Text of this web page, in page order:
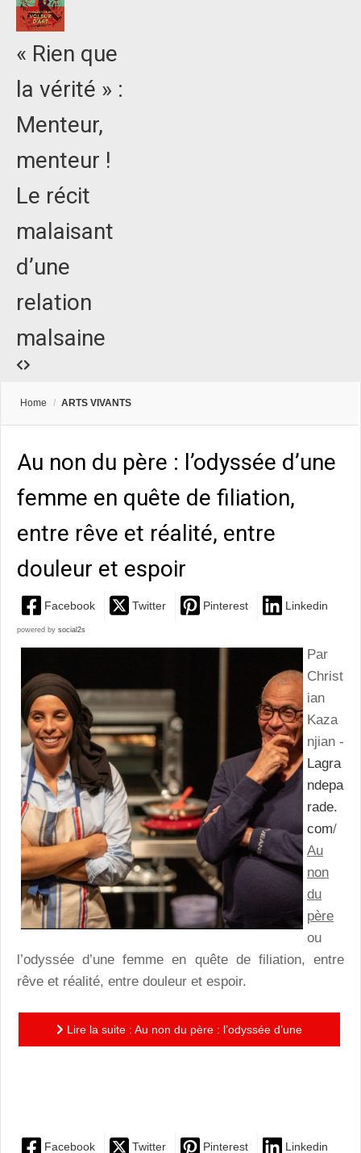
« Rien que
la vérité » :
Menteur,
menteur !
Le récit
malaisant
d’une
relation
malsaine
Home / ARTS VIVANTS
Au non du père : l’odyssée d’une
femme en quête de filiation,
entre rêve et réalité, entre
douleur et espoir
Facebook Twitter Pinterest Linkedin
powered by social2s
Par
Christ
ian
Kaza
njian -
Lagra
ndepa
rade.
com/
Au
non
du
père
ou
l’odyssée d’une femme en quête de filiation, entre
rêve et réalité, entre douleur et espoir.
Lire la suite : Au non du père : l’odyssée d’une
Facebook Twitter Pinterest Linkedin